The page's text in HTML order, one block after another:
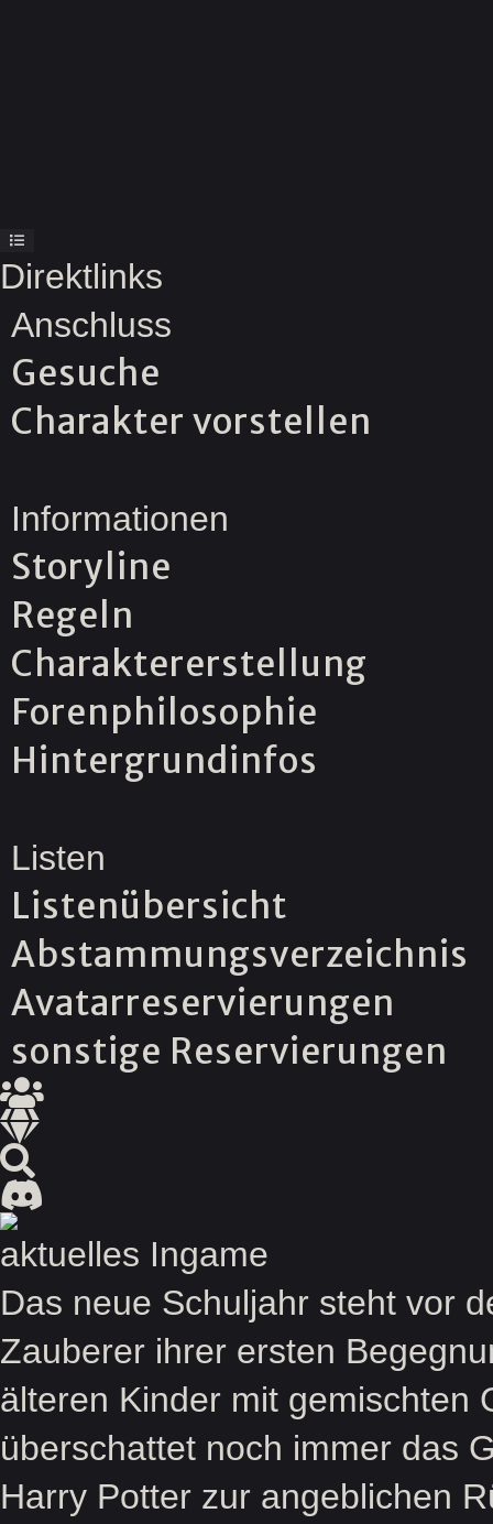
Direktlinks
Anschluss
Gesuche
Charakter vorstellen
Informationen
Storyline
Regeln
Charaktererstellung
Forenphilosophie
Hintergrundinfos
Listen
Listenübersicht
Abstammungsverzeichnis
Avatarreservierungen
sonstige Reservierungen
aktuelles Ingame
Das neue Schuljahr steht vor
Zauberer ihrer ersten
älteren Kinder mit gemischten
überschattet noch immer das
Harry Potter zur angeblichen